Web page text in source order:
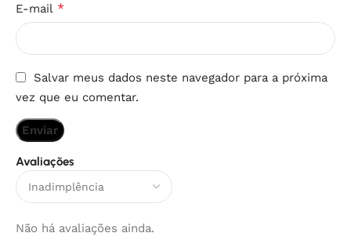
Avaliações
Não há avaliações ainda.
E-mail *
Salvar meus dados neste navegador para a próxima
vez que eu comentar.